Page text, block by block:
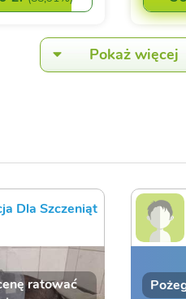
Pokaż więcej
Dla Szczeniąt
ratować